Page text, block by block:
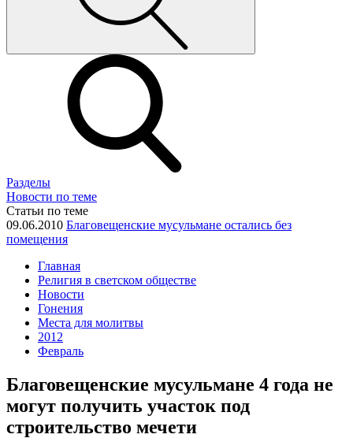
Разделы
Новости по теме
Статьи по теме
09.06.2010 Благовещенские мусульмане остались без
помещения
Главная
Религия в светском обществе
Новости
Гонения
Места для молитвы
2012
Февраль
Благовещенские мусульмане 4 года не
могут получить участок под
строительство мечети